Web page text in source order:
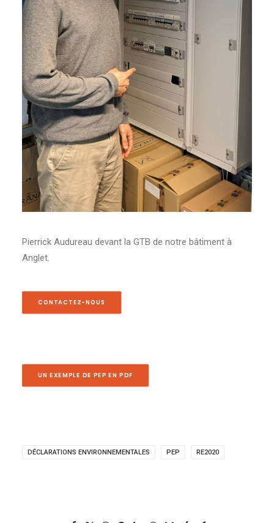
Pierrick Audureau devant la GTB de notre bâtiment à
Anglet.
CONTACTEZ-NOUS
UN EXEMPLE DE PEP EN PDF
DÉCLARATIONS ENVIRONNEMENTALES PEP RE2020